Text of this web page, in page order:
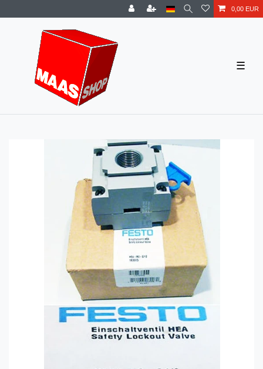
0,00 EUR
☰